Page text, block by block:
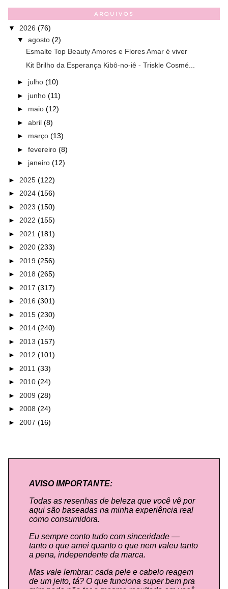
ARQUIVOS
▼ 2026 (76)
▼ agosto (2)
Esmalte Top Beauty Amores e Flores Amar é viver
Kit Brilho da Esperança Kibô-no-iê - Triskle Cosmé...
► julho (10)
► junho (11)
► maio (12)
► abril (8)
► março (13)
► fevereiro (8)
► janeiro (12)
► 2025 (122)
► 2024 (156)
► 2023 (150)
► 2022 (155)
► 2021 (181)
► 2020 (233)
► 2019 (256)
► 2018 (265)
► 2017 (317)
► 2016 (301)
► 2015 (230)
► 2014 (240)
► 2013 (157)
► 2012 (101)
► 2011 (33)
► 2010 (24)
► 2009 (28)
► 2008 (24)
► 2007 (16)
AVISO IMPORTANTE:
Todas as resenhas de beleza que você vê por
aqui são baseadas na minha experiência real
como consumidora.
Eu sempre conto tudo com sinceridade —
tanto o que amei quanto o que nem valeu tanto
a pena, independente da marca.
Mas vale lembrar: cada pele e cabelo reagem
de um jeito, tá? O que funciona super bem pra